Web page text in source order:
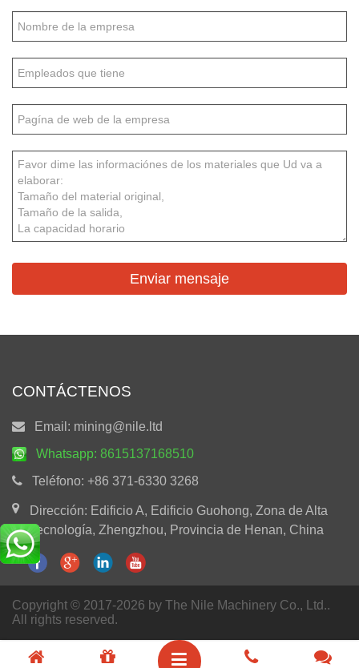
CONTÁCTENOS
Email: mining@nile.ltd
Whatsapp: 8615137168510
Teléfono: +86 371-6330 3268
Dirección: Edificio A, Edificio Guohong, Zona de Alta
Tecnología, Zhengzhou, Provincia de Henan, China
Copyright © 2017-2026 by The Nile Machinery Co., Ltd..
All rights reserved.